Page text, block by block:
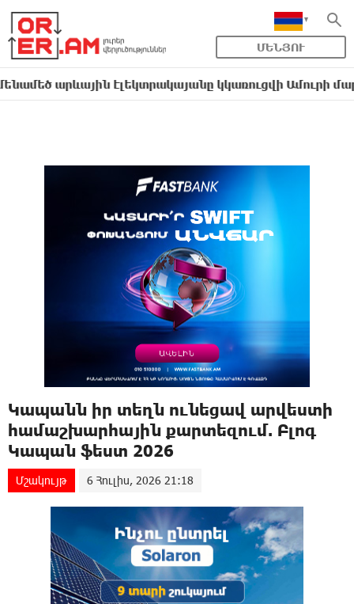
ՄԵՆՅՈՒ
էլեկտրակայանը կկառուցվի Ամուրի մարզում
Կապանն իր տեղն ունեցավ արվեստի
համաշխարհային քարտեզում. Բլոգ
Կապան ֆեստ 2026
Մշակույթ 6 Հուլիս, 2026 21:18